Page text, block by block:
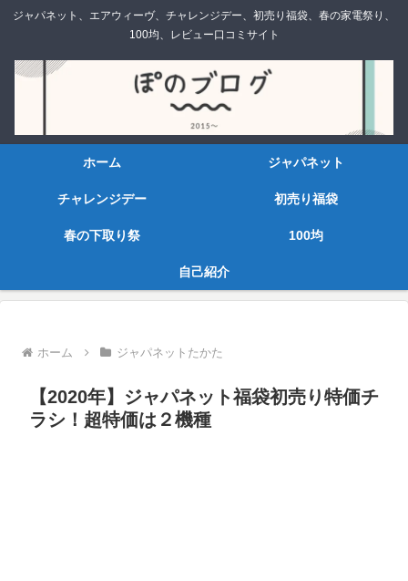
ジャパネット、エアウィーヴ、チャレンジデー、初売り福袋、春の家電祭り、
100均、レビュー口コミサイト
ホーム ジャパネット
チャレンジデー 初売り福袋
春の下取り祭 100均
自己紹介
ホーム ジャパネットたかた
【2020年】ジャパネット福袋初売り特価チ
ラシ！超特価は２機種